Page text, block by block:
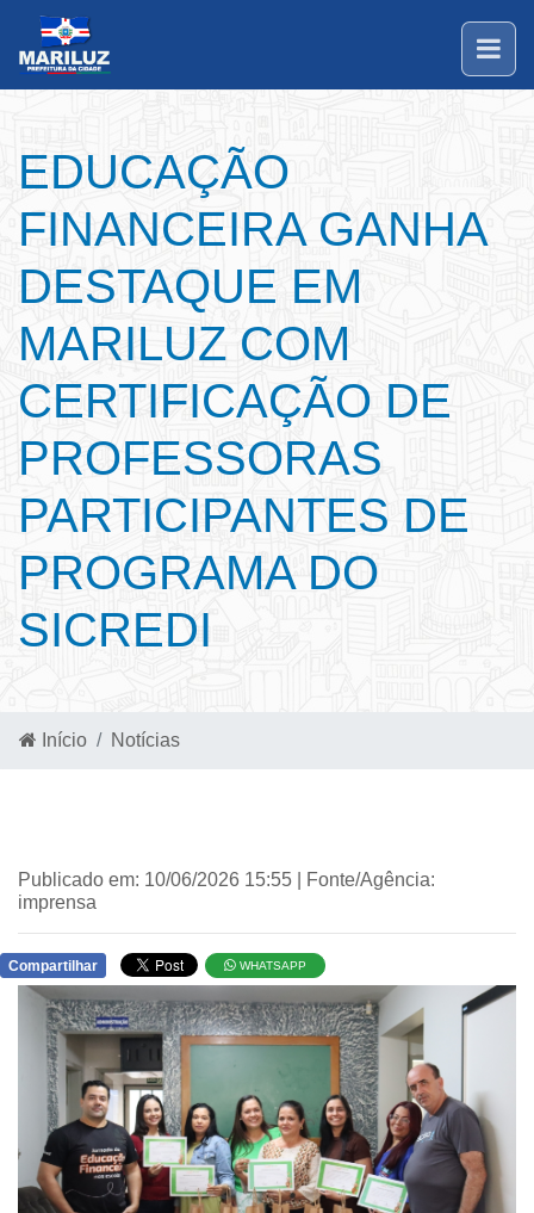
EDUCAÇÃO
FINANCEIRA GANHA
DESTAQUE EM
MARILUZ COM
CERTIFICAÇÃO DE
PROFESSORAS
PARTICIPANTES DE
PROGRAMA DO
SICREDI
Início Notícias
Publicado em: 10/06/2026 15:55 | Fonte/Agência:
imprensa
Compartilhar WHATSAPP